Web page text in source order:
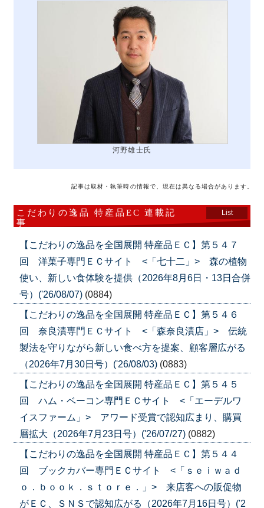
河野雄士氏
記事は取材・執筆時の情報で、現在は異なる場合があります。
こだわりの逸品 特産品EC 連載記
事
List
【こだわりの逸品を全国展開 特産品ＥＣ】第５４７
回 洋菓子専門ＥＣサイト <「七十二」> 森の植物
使い、新しい食体験を提供（2026年8月6日・13日合併
号）('26/08/07) (0884)
【こだわりの逸品を全国展開 特産品ＥＣ】第５４６
回 奈良漬専門ＥＣサイト <「森奈良漬店」> 伝統
製法を守りながら新しい食べ方を提案、顧客層広がる
（2026年7月30日号）('26/08/03) (0883)
【こだわりの逸品を全国展開 特産品ＥＣ】第５４５
回 ハム・ベーコン専門ＥＣサイト <「エーデルワ
イスファーム」> アワード受賞で認知広まり、購買
層拡大（2026年7月23日号）('26/07/27) (0882)
【こだわりの逸品を全国展開 特産品ＥＣ】第５４４
回 ブックカバー専門ＥＣサイト <「ｓｅｉｗａｄ
ｏ．ｂｏｏｋ．ｓｔｏｒｅ．」> 来店客への販促物
がＥＣ、ＳＮＳで認知広がる（2026年7月16日号）('2